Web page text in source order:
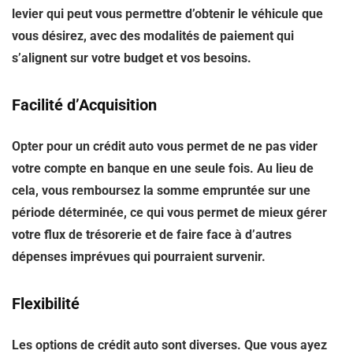
levier qui peut vous permettre d’obtenir le véhicule que
vous désirez, avec des modalités de paiement qui
s’alignent sur votre budget et vos besoins.
Facilité d’Acquisition
Opter pour un crédit auto vous permet de ne pas vider
votre compte en banque en une seule fois. Au lieu de
cela, vous remboursez la somme empruntée sur une
période déterminée, ce qui vous permet de mieux gérer
votre flux de trésorerie et de faire face à d’autres
dépenses imprévues qui pourraient survenir.
Flexibilité
Les options de crédit auto sont diverses. Que vous ayez